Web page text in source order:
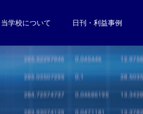
当学校について 日刊・利益事例